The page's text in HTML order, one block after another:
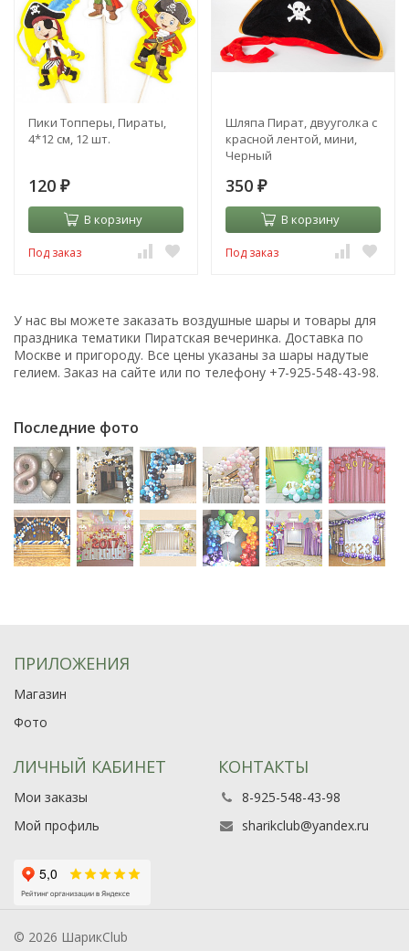
Пики Топперы, Пираты,
4*12 см, 12 шт.
120 ₽
В корзину
Под заказ
Шляпа Пират, двууголка с
красной лентой, мини,
Черный
350 ₽
В корзину
Под заказ
У нас вы можете заказать воздушные шары и товары для
праздника тематики Пиратская вечеринка. Доставка по
Москве и пригороду. Все цены указаны за шары надутые
гелием. Заказ на сайте или по телефону +7-925-548-43-98.
Последние фото
ПРИЛОЖЕНИЯ
Магазин
Фото
ЛИЧНЫЙ КАБИНЕТ
Мои заказы
Мой профиль
КОНТАКТЫ
8-925-548-43-98
sharikclub@yandex.ru
© 2026 ШарикClub